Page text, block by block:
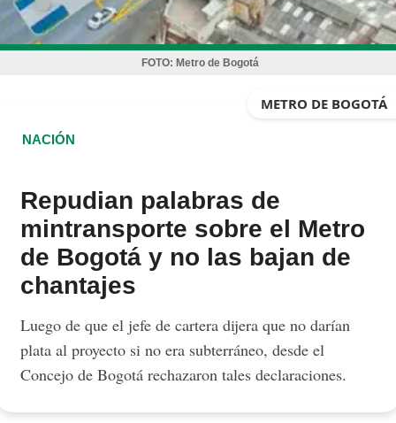
FOTO: Metro de Bogotá
METRO DE BOGOTÁ
NACIÓN
Repudian palabras de
mintransporte sobre el Metro
de Bogotá y no las bajan de
chantajes
Luego de que el jefe de cartera dijera que no darían
plata al proyecto si no era subterráneo, desde el
Concejo de Bogotá rechazaron tales declaraciones.